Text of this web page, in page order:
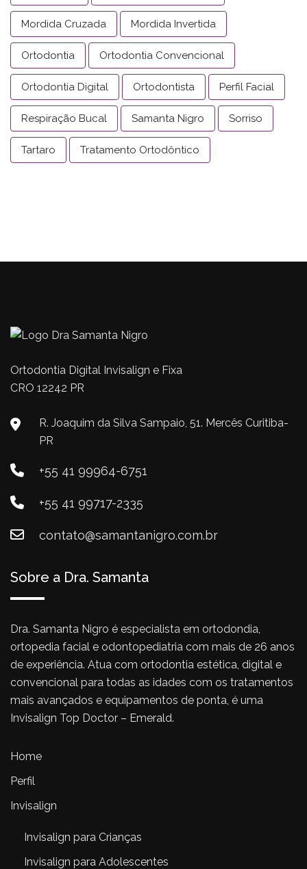
Mordida Cruzada Mordida Invertida
Ortodontia Ortodontia Convencional
Ortodontia Digital Ortodontista Perfil Facial
Respiração Bucal Samanta Nigro Sorriso
Tartaro Tratamento Ortodôntico
Ortodontia Digital Invisalign e Fixa
CRO 12242 PR
R. Joaquim da Silva Sampaio, 51. Mercês Curitiba-
PR
+55 41 99964-6751
+55 41 99717-2335
contato@samantanigro.com.br
Sobre a Dra. Samanta
Dra. Samanta Nigro é especialista em ortodondia,
ortopedia facial e odontopediatria com mais de 26 anos
de experiência. Atua com ortodontia estética, digital e
convencional para todas as idades com os tratamentos
mais avançados e equipamentos de ponta, é uma
Invisalign Top Doctor – Emerald.
Home
Perfil
Invisalign
Invisalign para Crianças
Invisalign para Adolescentes